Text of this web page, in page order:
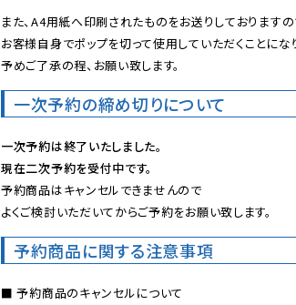
また、A4用紙へ印刷されたものをお送りしておりますの
お客様自身でポップを切って使用していただくことにな
予めご了承の程、お願い致します。
一次予約の締め切りについて
一次予約は終了いたしました。
現在二次予約を受付中です。
予約商品はキャンセルできませんので
よくご検討いただいてからご予約をお願い致します。
予約商品に関する注意事項